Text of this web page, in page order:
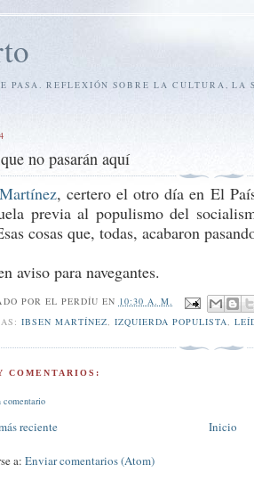
PASA. REFLEXIÓN SOBRE LA CULTURA, LA
no pasarán aquí
, certero el otro día en El
previa al populismo del
cosas que, todas, acabaron
aviso para navegantes.
POR EL PERDÍU EN 10:30 A. M.
IBSEN MARTÍNEZ, IZQUIERDA POPULISTA,
COMENTARIOS:
comentario
reciente Inicio
a:Enviar comentarios (Atom)